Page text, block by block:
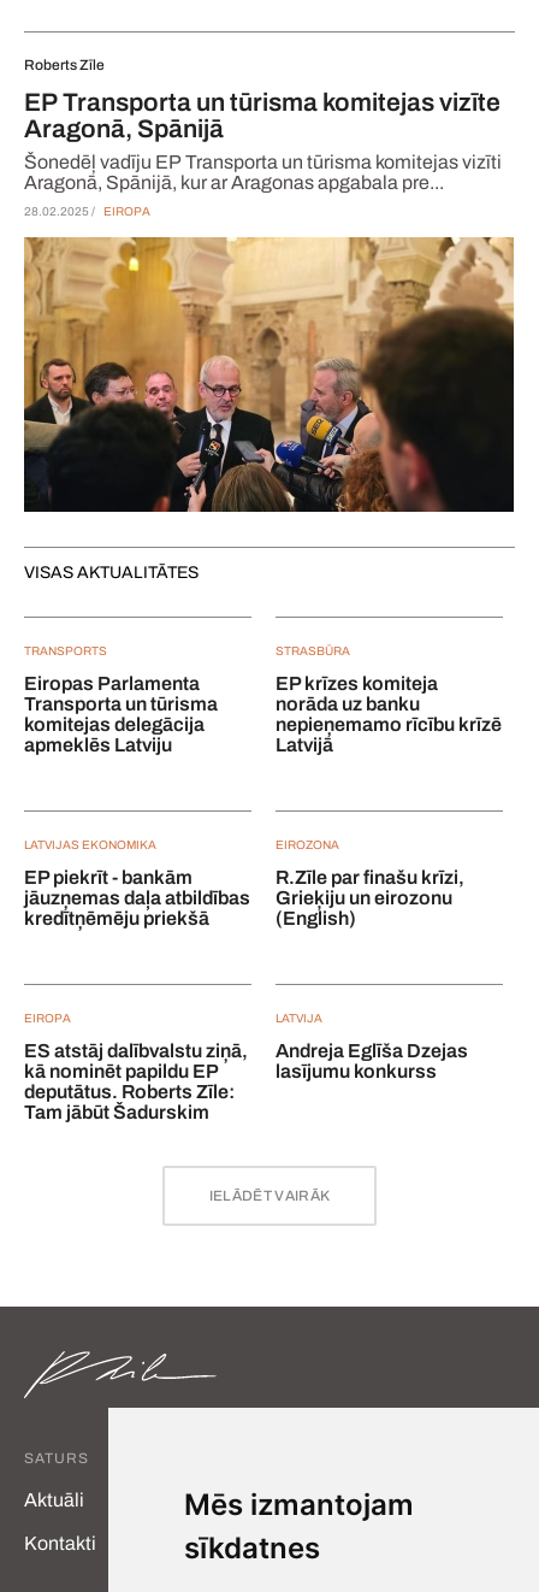
Mēs izmantojam
sīkdatnes
Roberts Zīle
EP Transporta un tūrisma komitejas vizīte
Aragonā, Spānijā
Šonedēļ vadīju EP Transporta un tūrisma komitejas vizīti
Aragonā, Spānijā, kur ar Aragonas apgabala pre...
28.02.2025 / EIROPA
VISAS AKTUALITĀTES
TRANSPORTS
Eiropas Parlamenta
Transporta un tūrisma
komitejas delegācija
apmeklēs Latviju
STRASBŪRA
EP krīzes komiteja
norāda uz banku
nepieņemamo rīcību krīzē
Latvijā
LATVIJAS EKONOMIKA
EP piekrīt - bankām
jāuzņemas daļa atbildības
kredītņēmēju priekšā
EIROZONA
R.Zīle par finašu krīzi,
Grieķiju un eirozonu
(English)
EIROPA
ES atstāj dalībvalstu ziņā,
kā nominēt papildu EP
deputātus. Roberts Zīle:
Tam jābūt Šadurskim
LATVIJA
Andreja Eglīša Dzejas
lasījumu konkurss
IELĀDĒT VAIRĀK
SATURS
Aktuāli
Kontakti
ECR grupa
ECR YouTube